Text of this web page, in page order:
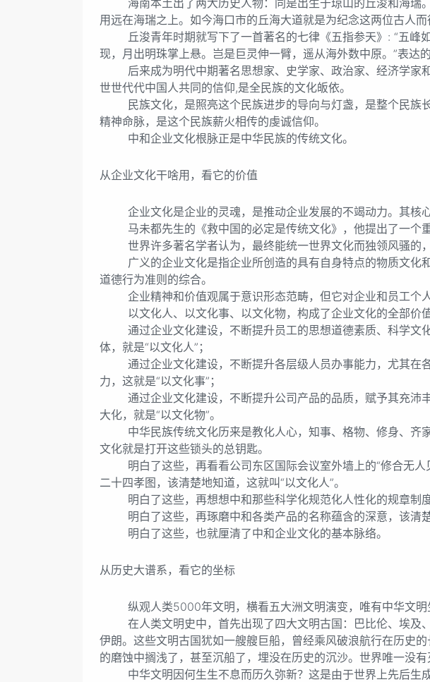
海南本土出了两大历史人物：同是出生于琼山的丘浚和海瑞。
用远在海瑞之上。如今海口市的丘海大道就是为纪念这两位古人而
丘浚青年时期就写下了一首著名的七律《五指参天》: “五峰
现，月出明珠掌上悬。岂是巨灵伸一臂，遥从海外数中原。”表达
后来成为明代中期著名思想家、史学家、政治家、经济学家和
世世代代中国人共同的信仰,是全民族的文化皈依。
民族文化，是照亮这个民族进步的导向与灯盏，是整个民族
精神命脉，是这个民族薪火相传的虔诚信仰。
中和企业文化根脉正是中华民族的传统文化。
从企业文化干啥用，看它的价值
企业文化是企业的灵魂，是推动企业发展的不竭动力。其核心
马未都先生的《救中国的必定是传统文化》，他提出了一个重
世界许多著名学者认为，最终能统一世界文化而独领风骚的，
广义的企业文化是指企业所创造的具有自身特点的物质文化
道德行为准则的综合。
企业精神和价值观属于意识形态范畴，但它对企业和员工个人
以文化人、以文化事、以文化物，构成了企业文化的全部价值
通过企业文化建设，不断提升员工的思想道德素质、科学文
体，就是“以文化人”；
通过企业文化建设，不断提升各层级人员办事能力，尤其在
力，这就是“以文化事”；
通过企业文化建设，不断提升公司产品的品质，赋予其充沛
大化，就是“以文化物”。
中华民族传统文化历来是教化人心，知事、格物、修身、齐家
文化就是打开这些锁头的总钥匙。
明白了这些，再看看公司东区国际会议室外墙上的“修合无人
二十四孝图，该清楚地知道，这就叫“以文化人”。
明白了这些，再想想中和那些科学化规范化人性化的规章制度
明白了这些，再琢磨中和各类产品的名称蕴含的深意，该清楚
明白了这些，也就厘清了中和企业文化的基本脉络。
从历史大谱系，看它的坐标
纵观人类5000年文明，横看五大洲文明演变，唯有中华文明
在人类文明史中，首先出现了四大文明古国：巴比伦、埃及
伊朗。这些文明古国犹如一艘艘巨船，曾经乘风破浪航行在历史
的磨蚀中搁浅了，甚至沉船了，埋没在历史的沉沙。世界唯一没
中华文明因何生生不息而历久弥新？这是由于世界上先后生